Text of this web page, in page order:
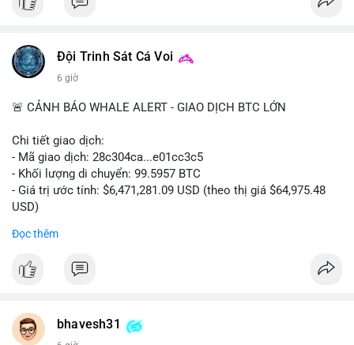
#vlikevn #titanbot
Đội Trinh Sát Cá Voi
6 giờ
🚨 CẢNH BÁO WHALE ALERT - GIAO DỊCH BTC LỚN
Chi tiết giao dịch:
- Mã giao dịch: 28c304ca...e01cc3c5
- Khối lượng di chuyển: 99.5957 BTC
- Giá trị ước tính: $6,471,281.09 USD (theo thị giá $64,975.48
USD)
giá hơn 6.47 triệu USD, cho thấy dấu hiệu chuyển tiền quy mô
thanh khoản hoặc bán, hoặc chuyển sang ví lạnh nhằm tích lũy
dài hạn. Việc giao dịch chưa được xác nhận tạo tâm lý thận
Đọc thêm
bhavesh31